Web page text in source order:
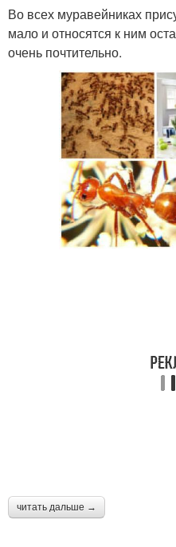
Во всех муравейниках
мало и относятся к ним
очень почтительно.
читать дальше →